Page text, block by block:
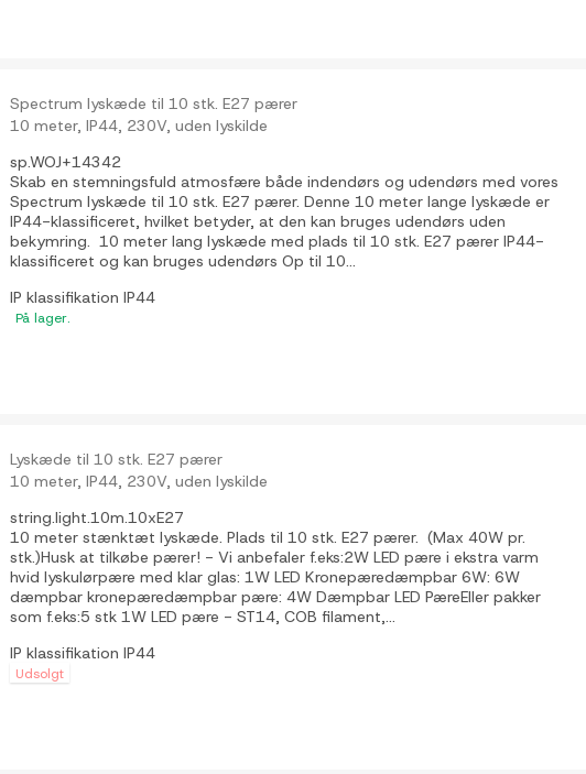
Spectrum lyskæde til 10 stk. E27 pærer
10 meter, IP44, 230V, uden lyskilde
sp.WOJ+14342
Skab en stemningsfuld atmosfære både indendørs og udendørs med vores
Spectrum lyskæde til 10 stk. E27 pærer. Denne 10 meter lange lyskæde er
IP44-klassificeret, hvilket betyder, at den kan bruges udendørs uden
bekymring. 10 meter lang lyskæde med plads til 10 stk. E27 pærer IP44-
klassificeret og kan bruges udendørs Op til 10...
IP klassifikationIP44
På lager.
Lyskæde til 10 stk. E27 pærer
10 meter, IP44, 230V, uden lyskilde
string.light.10m.10xE27
10 meter stænktæt lyskæde. Plads til 10 stk. E27 pærer. (Max 40W pr.
stk.)Husk at tilkøbe pærer! - Vi anbefaler f.eks:2W LED pære i ekstra varm
hvid lyskulørpære med klar glas: 1W LED Kronepæredæmpbar 6W: 6W
dæmpbar kronepæredæmpbar pære: 4W Dæmpbar LED PæreEller pakker
som f.eks:5 stk 1W LED pære - ST14, COB filament,...
IP klassifikationIP44
Udsolgt